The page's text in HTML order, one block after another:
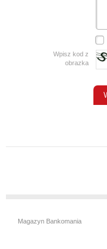
Wpisz kod z
obrazka
Magazyn Bankomania